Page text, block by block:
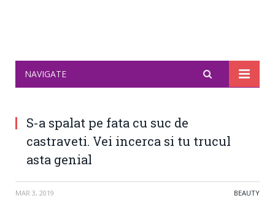
NAVIGATE
S-a spalat pe fata cu suc de
castraveti. Vei incerca si tu trucul
asta genial
MAR 3, 2019 BEAUTY